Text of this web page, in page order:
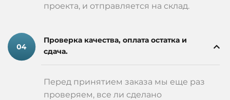
проекта, и отправляется на склад.
Проверка качества, оплата остатка и
сдача.
Перед принятием заказа мы еще раз
проверяем, все ли сделано